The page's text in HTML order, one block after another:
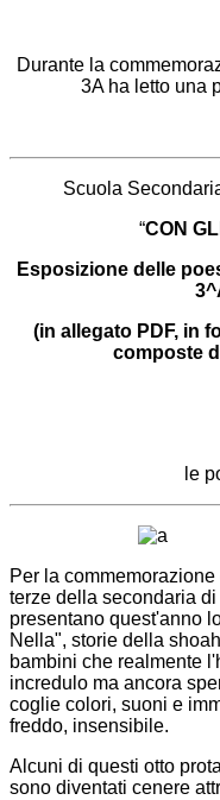
Durante la
3A ha letto una
Scuola
“CON
Esposizione delle
(in allegato PDF, in
composte
le
Per la
terze della secondaria
presentano quest'anno
Nella", storie della
bambini che realmente
incredulo ma ancora
coglie colori, suoni e
freddo, insensibile.
Alcuni di questi otto
sono diventati cenere